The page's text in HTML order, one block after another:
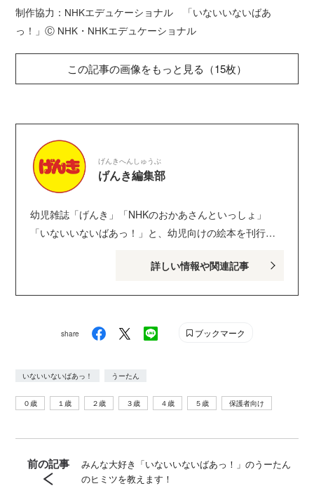
制作協力：NHKエデュケーショナル 「いないいないばあ
っ！」Ⓒ NHK・NHKエデュケーショナル
この記事の画像をもっと見る（15枚）
げんきへんしゅうぶ
げんき編集部
幼児雑誌「げんき」「NHKのおかあさんといっしょ」
「いないいないばあっ！」と、幼児向けの絵本を刊行し
のお子さんがいるパパ・ママを中心に、おもしろくて役
詳しい情報や関連記事
share ブックマーク
いないいないばあっ！ うーたん
０歳 １歳 ２歳 ３歳 ４歳 ５歳 保護者向け
前の記事
みんな大好き「いないいないばあっ！」のうーたん
のヒミツを教えます！